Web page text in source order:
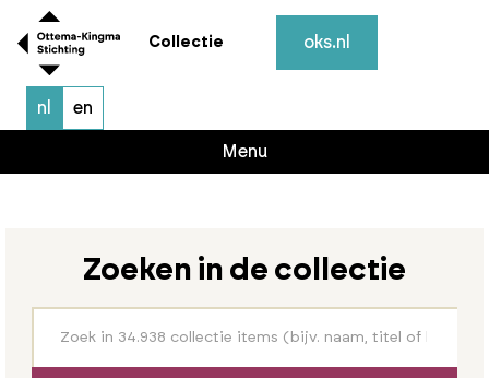
Collectie oks.nl
nl en
Menu
Zoeken in de collectie